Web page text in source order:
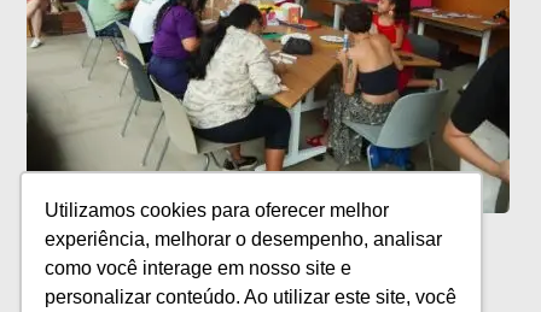
Utilizamos cookies para oferecer melhor
experiência, melhorar o desempenho, analisar
como você interage em nosso site e
personalizar conteúdo. Ao utilizar este site, você
Museu das Amazônias promove
programação cultural gratuita em
agosto